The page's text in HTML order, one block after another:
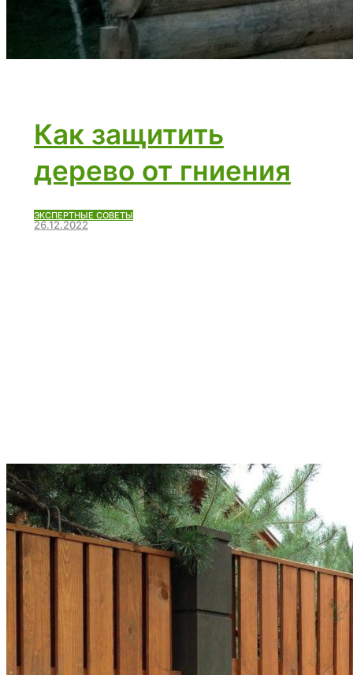
Как защитить
дерево от гниения
ЭКСПЕРТНЫЕ СОВЕТЫ
26.12.2022